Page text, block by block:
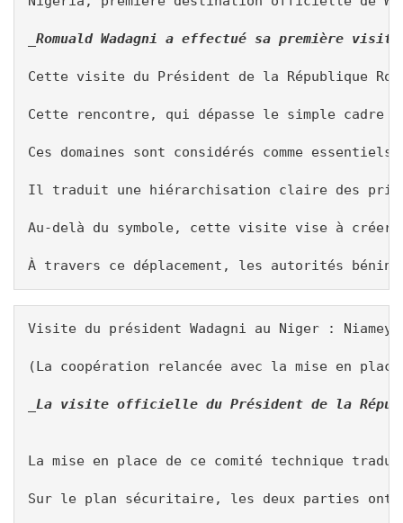
_Romuald Wadagni a effectué sa première
Cette visite du Président de la République
Cette rencontre, qui dépasse le simple
Ces domaines sont considérés comme
Il traduit une hiérarchisation claire des
Au-delà du symbole, cette visite vise à créer
À travers ce déplacement, les autorités
Visite du président Wadagni au Niger :
(La coopération relancée avec la mise en
_La visite officielle du Président de la
La mise en place de ce comité technique
Sur le plan sécuritaire, les deux parties ont